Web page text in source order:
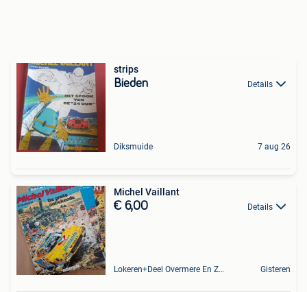
strips
Bieden Details
Diksmuide 7 aug 26
Michel Vaillant
€ 6,00 Details
Lokeren+Deel Overmere En Zele Gisteren